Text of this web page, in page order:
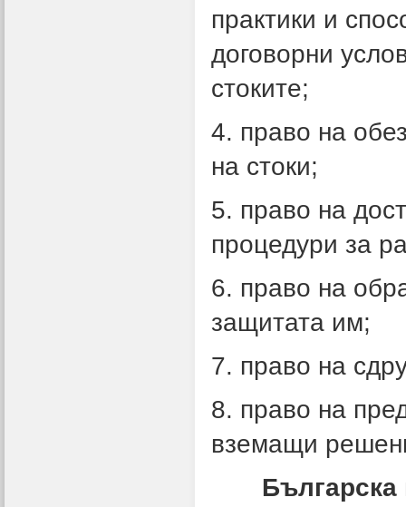
практики и
договорни
стоките;
4. право на
на стоки;
5. право на
процедури за
6. право на
защитата им;
7. право на
8. право на
вземащи
Българска